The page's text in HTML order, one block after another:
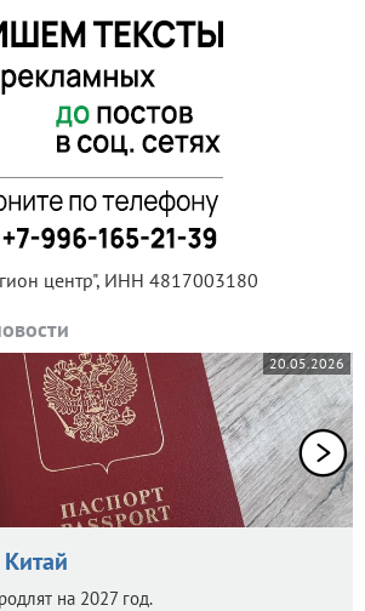
центр", ИНН 4817003180
20.05.2026
на 2027 год.